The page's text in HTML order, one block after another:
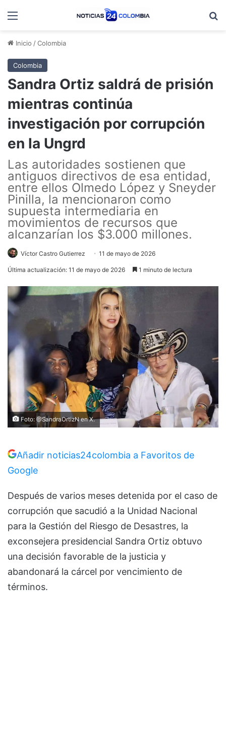
Menú
Inicio /Colombia
Colombia
Sandra Ortiz saldrá de prisión
mientras continúa
investigación por corrupción
en la Ungrd
Las autoridades sostienen que
antiguos directivos de esa entidad,
entre ellos Olmedo López y Sneyder
Pinilla, la mencionaron como
supuesta intermediaria en
movimientos de recursos que
alcanzarían los $3.000 millones.
Víctor Castro Gutierrez 11 de mayo de 2026
Última actualización: 11 de mayo de 2026 1 minuto de lectura
Foto: @SandraOrtizN en X.
Añadir noticias24colombia a Favoritos de
Google
Después de varios meses detenida por el caso de
corrupción que sacudió a la Unidad Nacional
para la Gestión del Riesgo de Desastres, la
exconsejera presidencial Sandra Ortiz obtuvo
una decisión favorable de la justicia y
abandonará la cárcel por vencimiento de
términos.